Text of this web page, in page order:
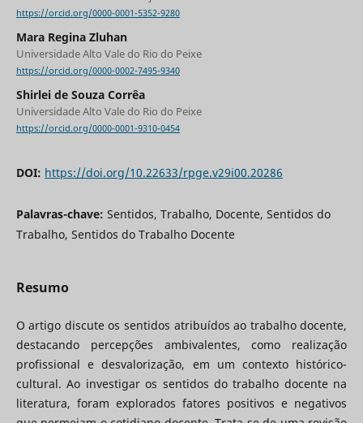
https://orcid.org/0000-0001-5352-9280
Mara Regina Zluhan
Universidade Alto Vale do Rio do Peixe
https://orcid.org/0000-0002-7495-9340
Shirlei de Souza Corrêa
Universidade Alto Vale do Rio do Peixe
https://orcid.org/0000-0001-9310-0454
DOI: https://doi.org/10.22633/rpge.v29i00.20286
Palavras-chave: Sentidos, Trabalho, Docente, Sentidos do
Trabalho, Sentidos do Trabalho Docente
Resumo
O artigo discute os sentidos atribuídos ao trabalho docente,
destacando percepções ambivalentes, como realização
profissional e desvalorização, em um contexto histórico-
cultural. Ao investigar os sentidos do trabalho docente na
literatura, foram explorados fatores positivos e negativos